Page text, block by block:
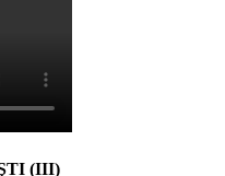
(III)